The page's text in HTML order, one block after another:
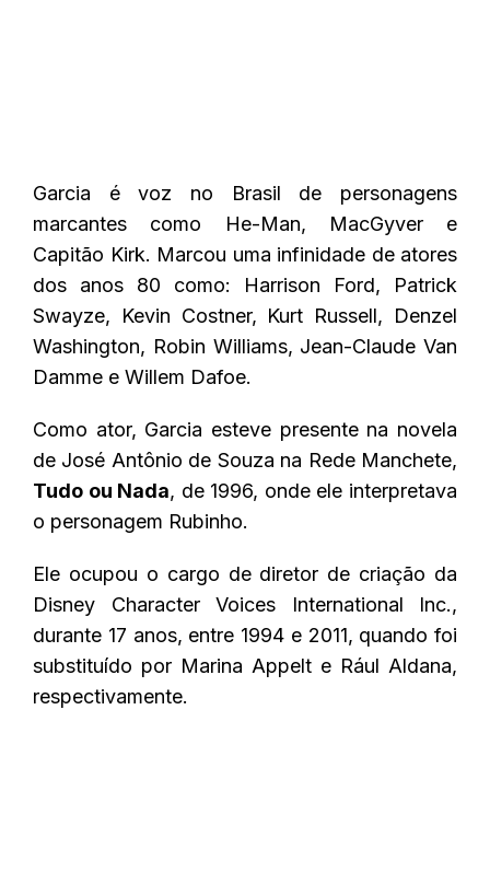
Garcia é voz no Brasil de personagens
marcantes como He-Man, MacGyver e
Capitão Kirk. Marcou uma infinidade de atores
dos anos 80 como: Harrison Ford, Patrick
Swayze, Kevin Costner, Kurt Russell, Denzel
Washington, Robin Williams, Jean-Claude Van
Damme e Willem Dafoe.
Como ator, Garcia esteve presente na novela
de José Antônio de Souza na Rede Manchete,
Tudo ou Nada, de 1996, onde ele interpretava
o personagem Rubinho.
Ele ocupou o cargo de diretor de criação da
Disney Character Voices International Inc.,
durante 17 anos, entre 1994 e 2011, quando foi
substituído por Marina Appelt e Rául Aldana,
respectivamente.